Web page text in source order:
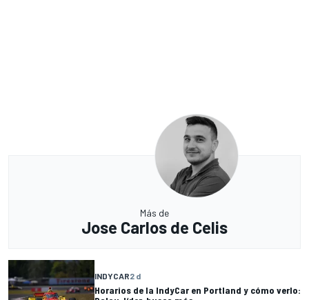
Más de
Jose Carlos de Celis
INDYCAR2 d
Horarios de la IndyCar en Portland y cómo verlo: